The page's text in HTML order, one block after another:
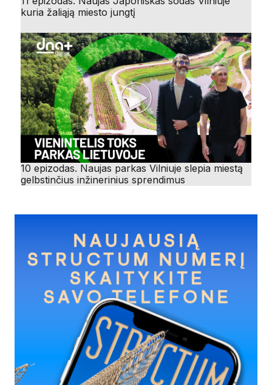
kuria žaliąją miesto jungtį
10 epizodas. Naujas parkas Vilniuje slepia miestą
gelbstinčius inžinerinius sprendimus